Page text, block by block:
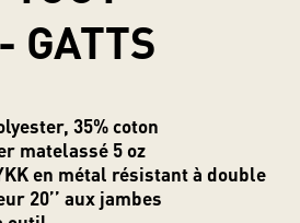
GATTS
35% coton
matelassé 5 oz
en métal résistant à double
20’’ aux jambes